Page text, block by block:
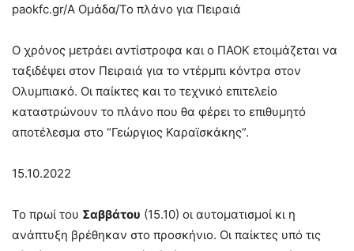
paokfc.gr/Α Ομάδα/Το πλάνο για Πειραιά
Ο χρόνος μετράει αντίστροφα και ο ΠΑΟΚ ετοιμάζεται να
ταξιδέψει στον Πειραιά για το ντέρμπι κόντρα στον
Ολυμπιακό. Οι παίκτες και το τεχνικό επιτελείο
καταστρώνουν το πλάνο που θα φέρει το επιθυμητό
αποτέλεσμα στο “Γεώργιος Καραϊσκάκης”.
15.10.2022
Το πρωί του Σαββάτου (15.10) οι αυτοματισμοί κι η
ανάπτυξη βρέθηκαν στο προσκήνιο. Οι παίκτες υπό τις